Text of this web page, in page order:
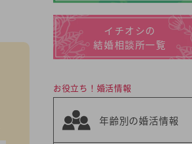
イチオシの
結婚相談所一覧
お役立ち！婚活情報
年齢別の婚活情報